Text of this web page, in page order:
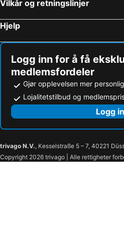
Hoteller i Little Torch Key
Hoteller i Surfside
Vilkår og retningslinjer
Hjelp
Logg inn for å få
medlemsfordeler
Gjør opplevelsen mer personlig
Lojalitetstilbud og
Logg
trivago N.V., Kesselstraße 5 – 7, 40221
Copyright 2026 trivago | Alle rettigheter